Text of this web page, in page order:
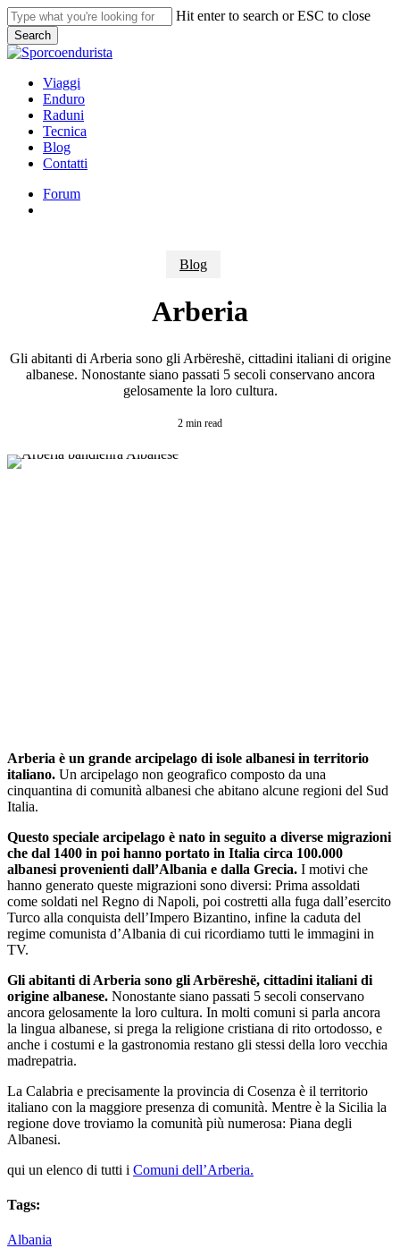
Skip
to
main
content
Hit enter to search or ESC to close
Search
Close
search
Menu
Viaggi
Enduro
Raduni
Tecnica
Blog
Contatti
Forum
Blog
Arberia
Gli abitanti di Arberia sono gli Arbëreshë, cittadini italiani di origine
albanese. Nonostante siano passati 5 secoli conservano ancora
gelosamente la loro cultura.
2 min read
Arberia è un grande arcipelago di isole albanesi in territorio
italiano. Un arcipelago non geografico composto da una
cinquantina di comunità albanesi che abitano alcune regioni del Sud
Italia.
Questo speciale arcipelago è nato in seguito a diverse migrazioni
che dal 1400 in poi hanno portato in Italia circa 100.000
albanesi provenienti dall’Albania e dalla Grecia. I motivi che
hanno generato queste migrazioni sono diversi: Prima assoldati
come soldati nel Regno di Napoli, poi costretti alla fuga dall’esercito
Turco alla conquista dell’Impero Bizantino, infine la caduta del
regime comunista d’Albania di cui ricordiamo tutti le immagini in
TV.
Gli abitanti di Arberia sono gli Arbëreshë, cittadini italiani di
origine albanese. Nonostante siano passati 5 secoli conservano
ancora gelosamente la loro cultura. In molti comuni si parla ancora
la lingua albanese, si prega la religione cristiana di rito ortodosso, e
anche i costumi e la gastronomia restano gli stessi della loro vecchia
madrepatria.
La Calabria e precisamente la provincia di Cosenza è il territorio
italiano con la maggiore presenza di comunità. Mentre è la Sicilia la
regione dove troviamo la comunità più numerosa: Piana degli
Albanesi.
qui un elenco di tutti i Comuni dell’Arberia.
Tags:
Albania